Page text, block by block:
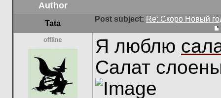
Author
Tata
Post subject: Re: Скоро Новый
Offline Я люблю
Салат